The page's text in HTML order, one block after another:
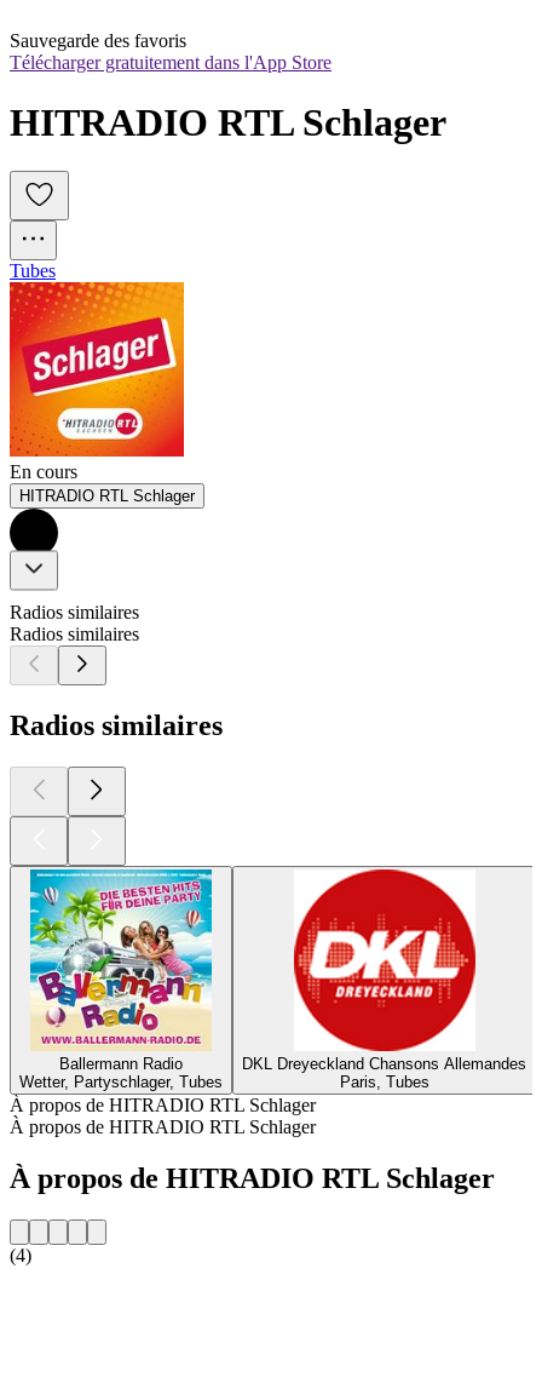
Sauvegarde des favoris
Télécharger gratuitement dans l'App Store
HITRADIO RTL Schlager
Tubes
En cours
HITRADIO RTL Schlager
Radios similaires
Radios similaires
Radios similaires
Ballermann Radio
Wetter, Partyschlager, Tubes
DKL Dreyeckland Chansons Allemandes
Paris, Tubes
À propos de HITRADIO RTL Schlager
À propos de HITRADIO RTL Schlager
À propos de HITRADIO RTL Schlager
(4)